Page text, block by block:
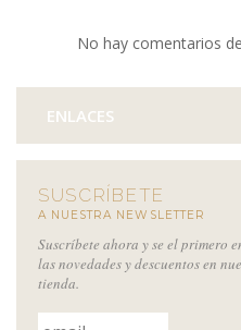
No hay comentarios
ENLACES
SUSCRÍBETE
A NUESTRA NEWSLETTER
Suscríbete ahora y se el primero
las novedades y descuentos en
tienda.